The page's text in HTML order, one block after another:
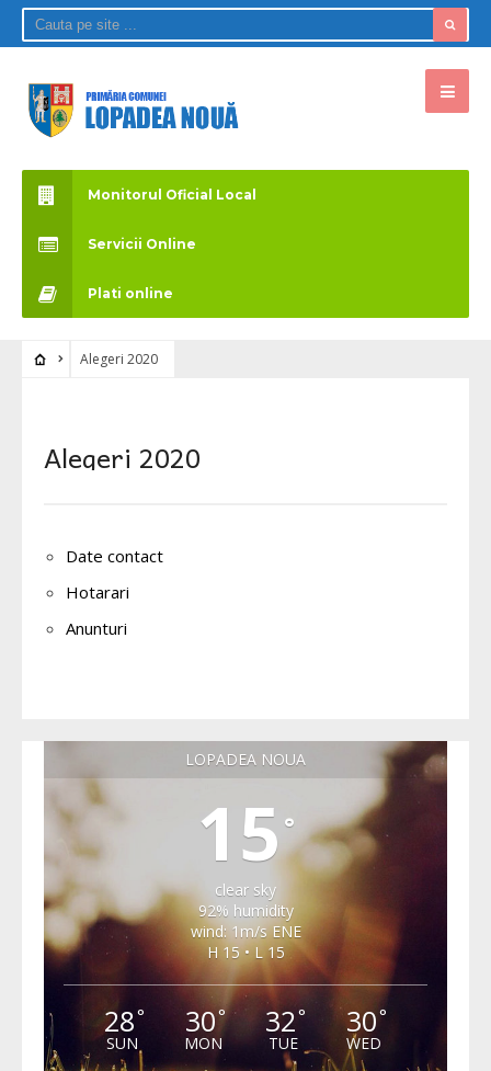
Monitorul Oficial Local
Servicii Online
Plati online
Alegeri 2020
Alegeri 2020
Date contact
Hotarari
Anunturi
LOPADEA NOUA
15°
clear sky
92% humidity
wind: 1m/s ENE
H 15 • L 15
28°
SUN
30°
MON
32°
TUE
30°
WED